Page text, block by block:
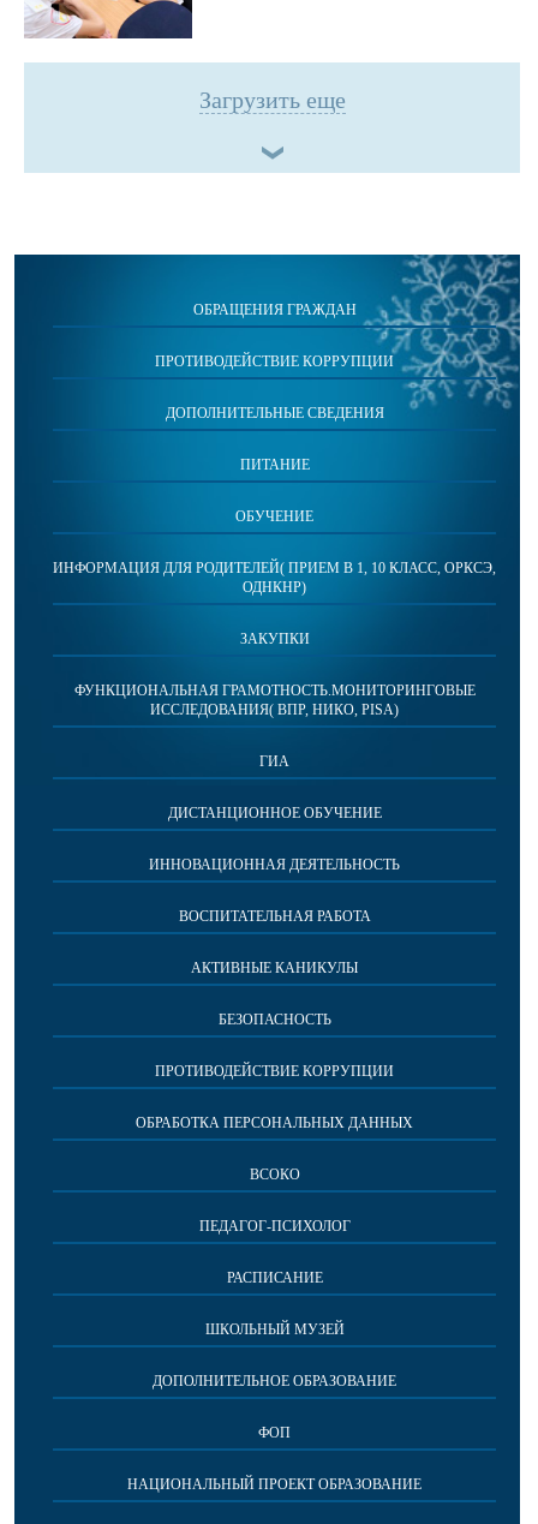
Загрузить еще
ОБРАЩЕНИЯ ГРАЖДАН
ПРОТИВОДЕЙСТВИЕ КОРРУПЦИИ
ДОПОЛНИТЕЛЬНЫЕ СВЕДЕНИЯ
ПИТАНИЕ
ОБУЧЕНИЕ
ИНФОРМАЦИЯ ДЛЯ РОДИТЕЛЕЙ( ПРИЕМ В 1, 10 КЛАСС, ОРКСЭ,
ОДНКНР)
ЗАКУПКИ
ФУНКЦИОНАЛЬНАЯ ГРАМОТНОСТЬ.МОНИТОРИНГОВЫЕ
ИССЛЕДОВАНИЯ( ВПР, НИКО, PISA)
ГИА
ДИСТАНЦИОННОЕ ОБУЧЕНИЕ
ИННОВАЦИОННАЯ ДЕЯТЕЛЬНОСТЬ
ВОСПИТАТЕЛЬНАЯ РАБОТА
АКТИВНЫЕ КАНИКУЛЫ
БЕЗОПАСНОСТЬ
ПРОТИВОДЕЙСТВИЕ КОРРУПЦИИ
ОБРАБОТКА ПЕРСОНАЛЬНЫХ ДАННЫХ
ВСОКО
ПЕДАГОГ-ПСИХОЛОГ
РАСПИСАНИЕ
ШКОЛЬНЫЙ МУЗЕЙ
ДОПОЛНИТЕЛЬНОЕ ОБРАЗОВАНИЕ
ФОП
НАЦИОНАЛЬНЫЙ ПРОЕКТ ОБРАЗОВАНИЕ